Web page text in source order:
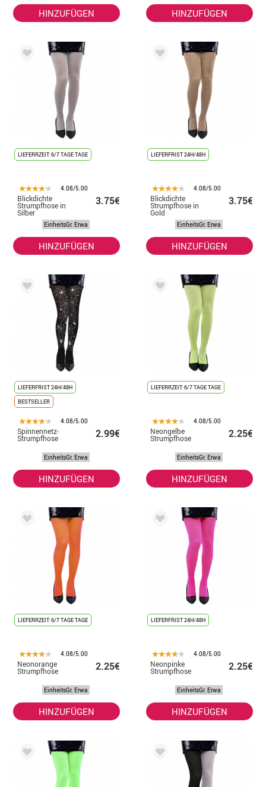
HINZUFÜGEN HINZUFÜGEN
LIEFERRZEIT: 6/7 TAGE TAGE
4.08/5.00
Blickdichte
Strumpfhose in
Silber
3.75€
EinheitsGr. Erwa
HINZUFÜGEN
LIEFERFRIST 24H/48H
4.08/5.00
Blickdichte
Strumpfhose in
Gold
3.75€
EinheitsGr. Erwa
HINZUFÜGEN
LIEFERFRIST 24H/48H
BESTSELLER
4.08/5.00
Spinnennetz-
Strumpfhose 2.99€
EinheitsGr. Erwa
HINZUFÜGEN
LIEFERRZEIT: 6/7 TAGE TAGE
4.08/5.00
Neongelbe
Strumpfhose 2.25€
EinheitsGr. Erwa
HINZUFÜGEN
LIEFERRZEIT: 6/7 TAGE TAGE
4.08/5.00
Neonorange
Strumpfhose 2.25€
EinheitsGr. Erwa
HINZUFÜGEN
LIEFERFRIST 24H/48H
4.08/5.00
Neonpinke
Strumpfhose 2.25€
EinheitsGr. Erwa
HINZUFÜGEN